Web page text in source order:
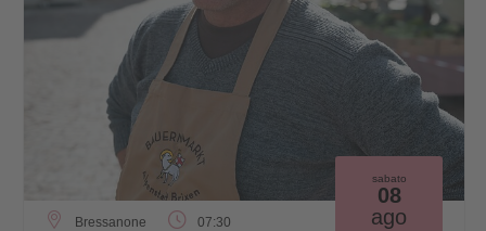
sabato
08
ago
Bressanone
07:30